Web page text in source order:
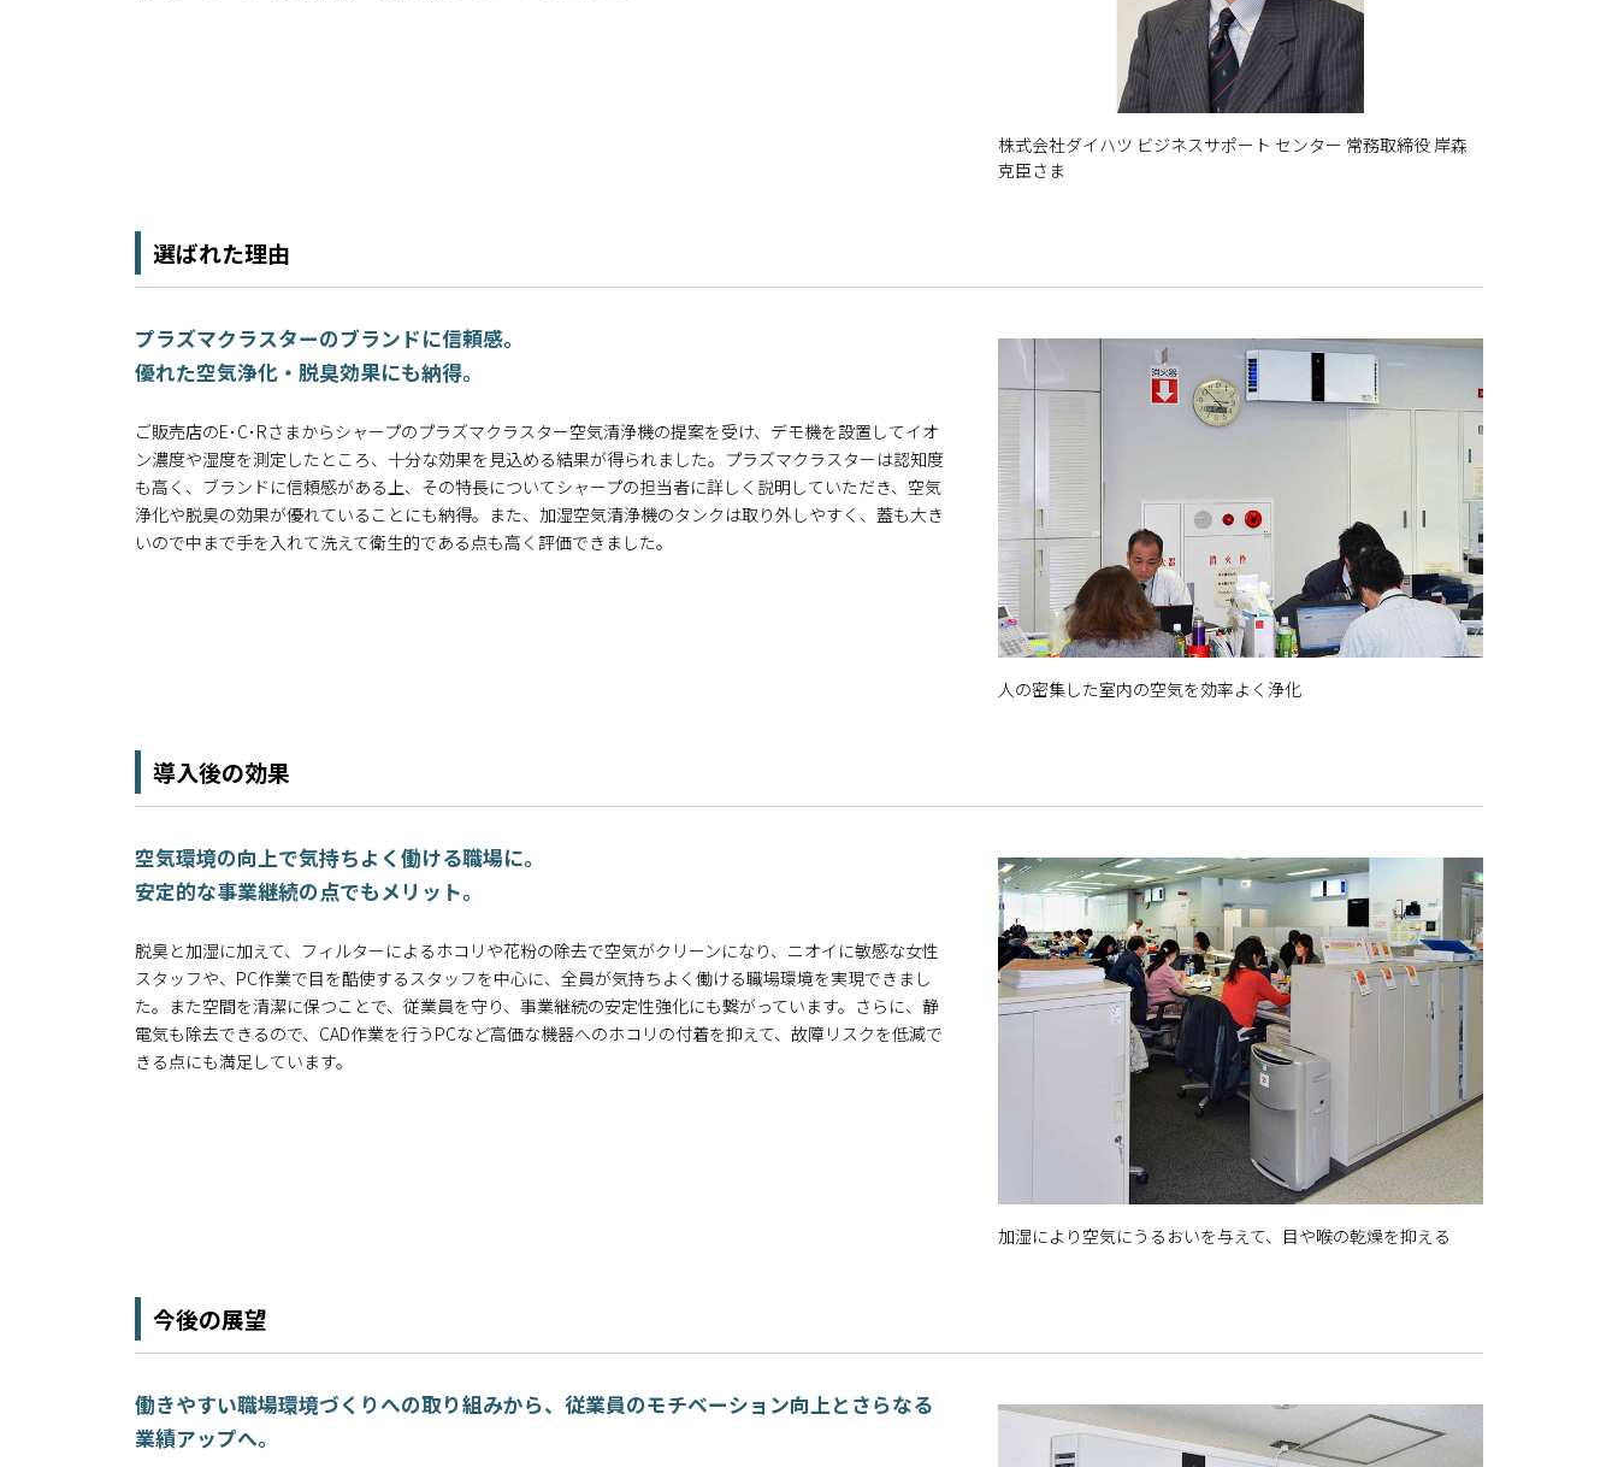
株式会社ダイハツ ビジネスサポート センター 常務取締役 岸森
克臣さま
選ばれた理由
プラズマクラスターのブランドに信頼感。
優れた空気浄化・脱臭効果にも納得。
ご販売店のE･C･Rさまからシャープのプラズマクラスター空気清浄機の提案を受け、デモ機を設置してイオ
ン濃度や湿度を測定したところ、十分な効果を見込める結果が得られました。プラズマクラスターは認知度
も高く、ブランドに信頼感がある上、その特長についてシャープの担当者に詳しく説明していただき、空気
浄化や脱臭の効果が優れていることにも納得。また、加湿空気清浄機のタンクは取り外しやすく、蓋も大き
いので中まで手を入れて洗えて衛生的である点も高く評価できました。
人の密集した室内の空気を効率よく浄化
導入後の効果
空気環境の向上で気持ちよく働ける職場に。
安定的な事業継続の点でもメリット。
脱臭と加湿に加えて、フィルターによるホコリや花粉の除去で空気がクリーンになり、ニオイに敏感な女性
スタッフや、PC作業で目を酷使するスタッフを中心に、全員が気持ちよく働ける職場環境を実現できまし
た。また空間を清潔に保つことで、従業員を守り、事業継続の安定性強化にも繋がっています。さらに、静
電気も除去できるので、CAD作業を行うPCなど高価な機器へのホコリの付着を抑えて、故障リスクを低減で
きる点にも満足しています。
加湿により空気にうるおいを与えて、目や喉の乾燥を抑える
今後の展望
働きやすい職場環境づくりへの取り組みから、従業員のモチベーション向上とさらなる
業績アップへ。